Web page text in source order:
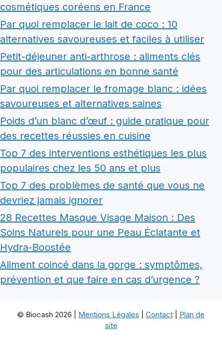
cosmétiques coréens en France
Par quoi remplacer le lait de coco : 10
alternatives savoureuses et faciles à utiliser
Petit-déjeuner anti-arthrose : aliments clés
pour des articulations en bonne santé
Par quoi remplacer le fromage blanc : idées
savoureuses et alternatives saines
Poids d’un blanc d’œuf : guide pratique pour
des recettes réussies en cuisine
Top 7 des interventions esthétiques les plus
populaires chez les 50 ans et plus
Top 7 des problèmes de santé que vous ne
devriez jamais ignorer
28 Recettes Masque Visage Maison : Des
Soins Naturels pour une Peau Éclatante et
Hydra-Boostée
Aliment coincé dans la gorge : symptômes,
prévention et que faire en cas d’urgence ?
© Biocash 2026 | Mentions Légales Contact
Plan de
site